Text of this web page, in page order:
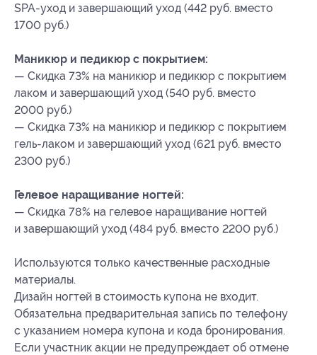
SPA-уход и завершающий уход (442 руб. вместо
1700 руб.)
Маникюр и педикюр с покрытием:
— Скидка 73% на маникюр и педикюр с покрытием
лаком и завершающий уход (540 руб. вместо
2000 руб.)
— Скидка 73% на маникюр и педикюр с покрытием
гель-лаком и завершающий уход (621 руб. вместо
2300 руб.)
Гелевое наращивание ногтей:
— Скидка 78% на гелевое наращивание ногтей
и завершающий уход (484 руб. вместо 2200 руб.)
Используются только качественные расходные
материалы.
Дизайн ногтей в стоимость купона не входит.
Обязательна предварительная запись по телефону
с указанием номера купона и кода бронирования.
Если участник акции не предупреждает об отмене